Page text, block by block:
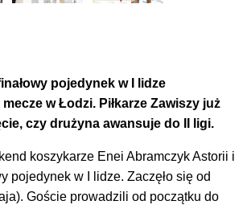
pojedynek w I lidze
w Łodzi. Piłkarze Zawiszy już
czy drużyna awansuje do II ligi.
koszykarze Enei Abramczyk Astorii i
pojedynek w I lidze. Zaczęło się od
Goście prowadzili od początku do